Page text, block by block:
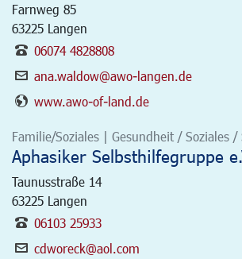
Farnweg 85
63225 Langen
06074 4828808
ana.waldow@awo-langen.de
www.awo-of-land.de
Familie/Soziales | Gesundheit / Soziales
Aphasiker Selbsthilfegruppe
Taunusstraße 14
63225 Langen
06103 25933
cdworeck@aol.com